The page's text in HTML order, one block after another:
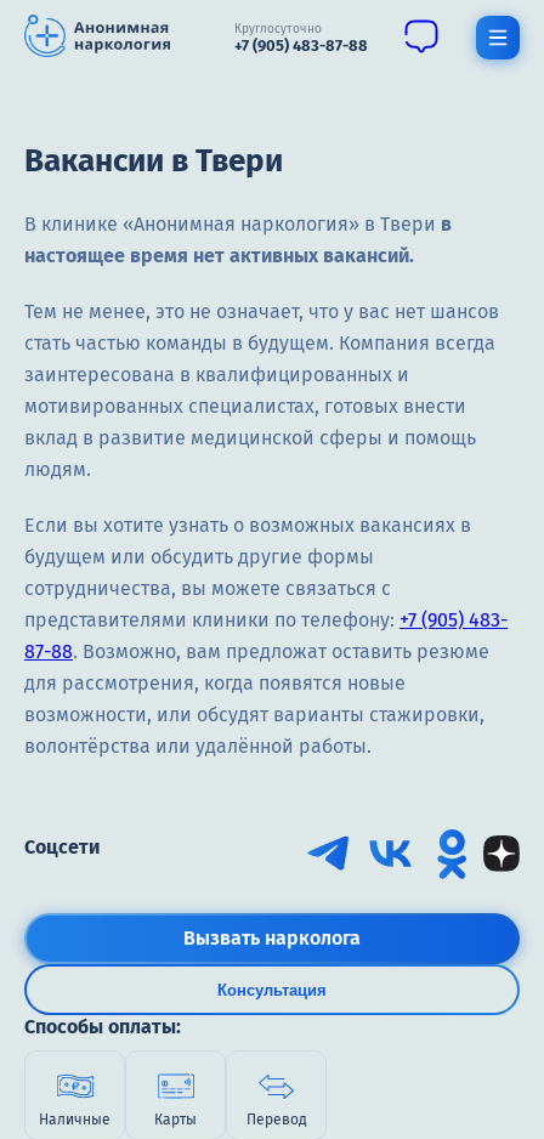
Круглосуточно
+7 (905) 483-87-88
Наркомания
Нарколог
Стационар
Психиатрия
Терапия
Контакты
Круглосуточно, анонимно
Тверь, Советская улица, 41
Вакансии в Твери
В клинике «Анонимная наркология» в Твери в
настоящее время нет активных вакансий.
Тем не менее, это не означает, что у вас нет шансов
стать частью команды в будущем. Компания всегда
заинтересована в квалифицированных и
мотивированных специалистах, готовых внести
вклад в развитие медицинской сферы и помощь
людям.
Если вы хотите узнать о возможных вакансиях в
будущем или обсудить другие формы
сотрудничества, вы можете связаться с
представителями клиники по телефону: +7 (905) 483-
87-88. Возможно, вам предложат оставить резюме
для рассмотрения, когда появятся новые
возможности, или обсудят варианты стажировки,
волонтёрства или удалённой работы.
Соцсети
Вызвать нарколога
Консультация
Способы оплаты:
Наличные Карты Перевод